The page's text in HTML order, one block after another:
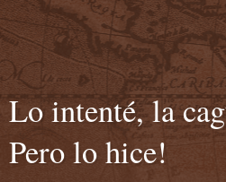
Lo intenté, la
Pero lo hice!